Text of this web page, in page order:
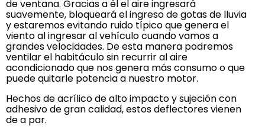
de ventana. Gracias a él el aire ingresará
suavemente, bloqueará el ingreso de gotas de lluvia
y estaremos evitando ruido típico que genera el
viento al ingresar al vehículo cuando vamos a
grandes velocidades. De esta manera podremos
ventilar el habitáculo sin recurrir al aire
acondicionado que nos genera más consumo o que
puede quitarle potencia a nuestro motor.
Hechos de acrílico de alto impacto y sujeción con
adhesivo de gran calidad, estos deflectores vienen
de a par.